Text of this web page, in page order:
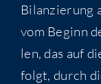
Bilan­zie­rung
vom Beginn
len, das auf
folgt, durch